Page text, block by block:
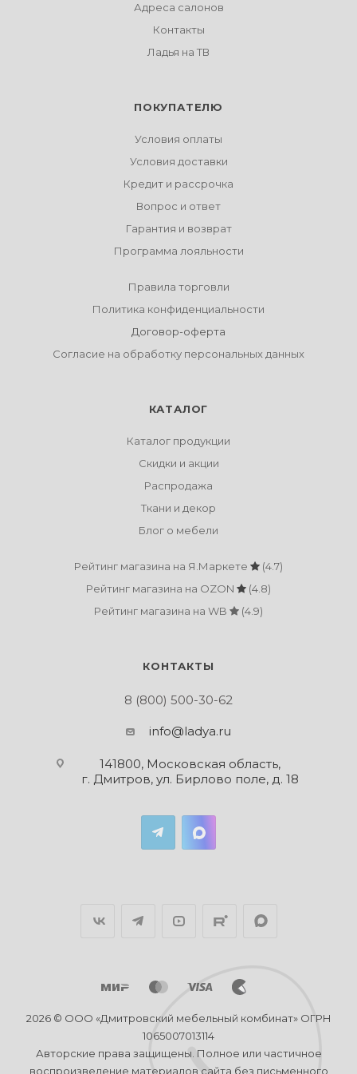
Адреса салонов
Контакты
Ладья на ТВ
ПОКУПАТЕЛЮ
Условия оплаты
Условия доставки
Кредит и рассрочка
Вопрос и ответ
Гарантия и возврат
Программа лояльности
Правила торговли
Политика конфиденциальности
Договор-оферта
Согласие на обработку персональных данных
КАТАЛОГ
Каталог продукции
Скидки и акции
Распродажа
Ткани и декор
Блог о мебели
Рейтинг магазина на Я.Маркете
(4.7)
Рейтинг магазина на OZON
(4.8)
Рейтинг магазина на WB
(4.9)
КОНТАКТЫ
8 (800) 500-30-62
info@ladya.ru
141800, Московская область,
г. Дмитров, ул. Бирлово поле, д. 18
2026 © ООО «Дмитровский мебельный комбинат» ОГРН
1065007013114
Авторские права защищены. Полное или частичное
воспроизведение материалов сайта без письменного